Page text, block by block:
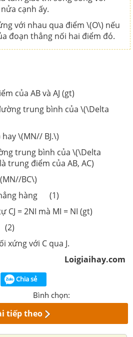
cạnh ấy.
với nhau qua điểm \(O\) nếu
đoạn thẳng nối hai điểm đó.
của AB và AJ (gt)
trung bình của \(\Delta
\(MN// BJ.\)
trung bình của \(\Delta
trung điểm của AB, AC)
BC\)
hàng (1)
CJ = 2NI mà MI = NI (gt)
(2)
xứng với C qua J.
Loigiaihay.com
Chia sẻ
Bình chọn:
tiếp theo